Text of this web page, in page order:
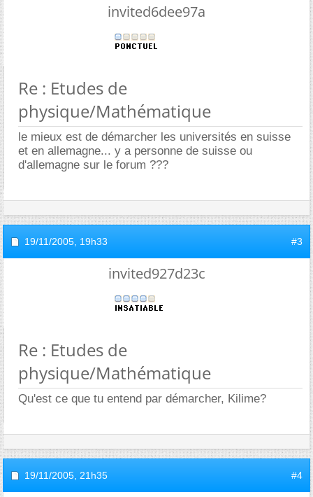
invited6dee97a
Re : Etudes de
physique/Mathématique
le mieux est de démarcher les universités en suisse
et en allemagne... y a personne de suisse ou
d'allemagne sur le forum ???
19/11/2005, 19h33 #3
invited927d23c
Re : Etudes de
physique/Mathématique
Qu'est ce que tu entend par démarcher, Kilime?
19/11/2005, 21h35 #4